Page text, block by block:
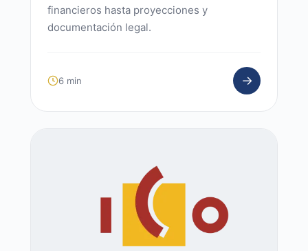
financieros hasta proyecciones y
documentación legal.
6 min →